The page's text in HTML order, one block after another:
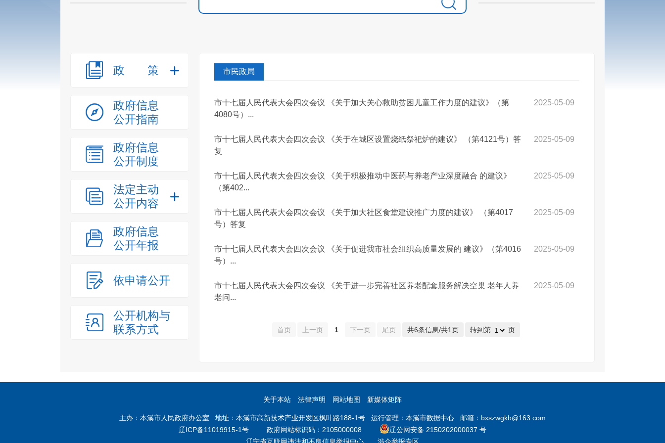
政策
政府信息
公开指南
政府信息
公开制度
法定主动
公开内容
政府信息
公开年报
依申请公开
公开机构与
联系方式
市民政局
2025-05-09
市十七届人民代表大会四次会议 《关于加大关心救助贫困儿童工作力度的建议》（第
4080号）...
2025-05-09
市十七届人民代表大会四次会议 《关于在城区设置烧纸祭祀炉的建议》 （第4121号）答
复
2025-05-09
市十七届人民代表大会四次会议 《关于积极推动中医药与养老产业深度融合 的建议》
（第402...
2025-05-09
市十七届人民代表大会四次会议 《关于加大社区食堂建设推广力度的建议》 （第4017
号）答复
2025-05-09
市十七届人民代表大会四次会议 《关于促进我市社会组织高质量发展的 建议》（第4016
号）...
2025-05-09
市十七届人民代表大会四次会议 《关于进一步完善社区养老配套服务解决空巢 老年人养
老问...
首页 上一页 1 下一页 尾页 共6条信息/共1页 转到第 页
关于本站 法律声明 网站地图 新媒体矩阵
主办：本溪市人民政府办公室 地址：本溪市高新技术产业开发区枫叶路188-1号 运行管理：本溪市数据中心 邮箱：bxszwgkb@163.com
辽ICP备11019915-1号 政府网站标识码：2105000008
辽公网安备 2150202000037 号